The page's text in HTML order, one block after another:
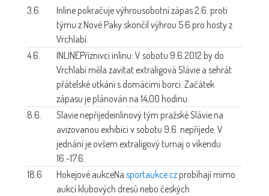
3.6. Inline pokračuje výhrousobotní zápas 2.6. proti
týmu z Nové Paky skončil výhrou 5:6 pro hosty z
Vrchlabí.
4.6.
INLINEPříznivci inlinu: V sobotu 9.6.2012 by do
Vrchlabí měla zavítat extraligová Slávie a sehrát
přátelské utkání s domácími borci. Začátek
zápasu je plánován na 14,00 hodinu.
8.6.
Slavie nepřijedeinlinový tým pražské Slávie na
avizovanou exhibici v sobotu 9.6. nepřijede. V
jednání je ovšem extraligový turnaj o víkendu
16.-17.6.
18.6.
Hokejové aukceNa sportaukce.cz probíhají mimo
aukcí klubových dresů nebo českých